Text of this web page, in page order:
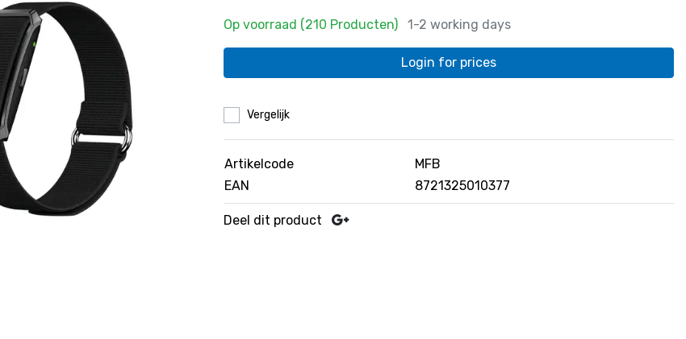
Op voorraad (210 Producten) 1-2 working days
Login for prices
Vergelijk
Artikelcode
MFB
EAN
8721325010377
Deel dit product